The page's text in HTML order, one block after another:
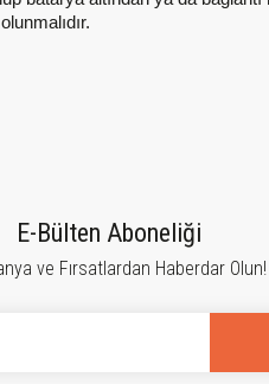
E-Bülten Aboneliği
ve Fırsatlardan Haberdar Olun!